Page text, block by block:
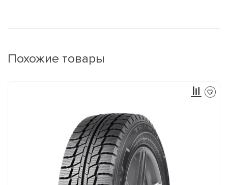
Похожие товары